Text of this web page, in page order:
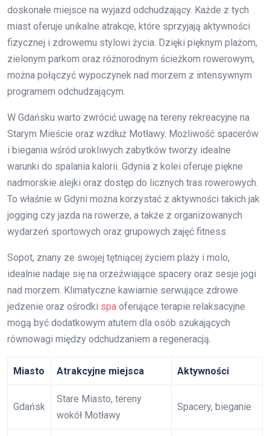
doskonałe miejsce na wyjazd odchudzający. Każde z tych
miast oferuje unikalne atrakcje, które sprzyjają aktywności
fizycznej i zdrowemu stylowi życia. Dzięki pięknym plażom,
zielonym parkom oraz różnorodnym ścieżkom rowerowym,
można połączyć wypoczynek nad morzem z intensywnym
programem odchudzającym.
W Gdańsku warto zwrócić uwagę na tereny rekreacyjne na
Starym Mieście oraz wzdłuż Motławy. Możliwość spacerów
i biegania wśród urokliwych zabytków tworzy idealne
warunki do spalania kalorii. Gdynia z kolei oferuje piękne
nadmorskie alejki oraz dostęp do licznych tras rowerowych.
To właśnie w Gdyni można korzystać z aktywności takich jak
jogging czy jazda na rowerze, a także z organizowanych
wydarzeń sportowych oraz grupowych zajęć fitness.
Sopot, znany ze swojej tętniącej życiem plaży i molo,
idealnie nadaje się na orzeźwiające spacery oraz sesje jogi
nad morzem. Klimatyczne kawiarnie serwujące zdrowe
jedzenie oraz ośrodki spa oferujące terapie relaksacyjne
mogą być dodatkowym atutem dla osób szukających
równowagi między odchudzaniem a regeneracją.
Miasto Atrakcyjne miejsca Aktywności
Gdańsk
Stare Miasto, tereny
wokół Motławy
Spacery, bieganie